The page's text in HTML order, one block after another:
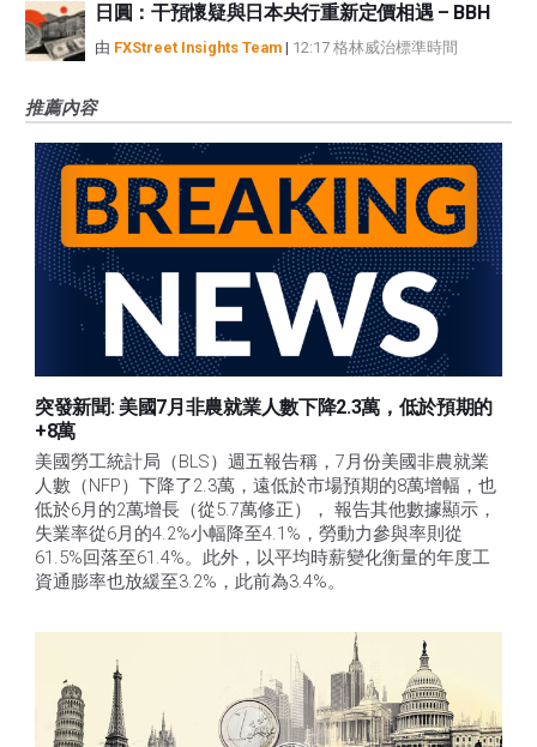
日圓：干預懷疑與日本央行重新定價相遇 – BBH
由 FXStreet Insights Team | 12:17 格林威治標準時間
推薦內容
突發新聞: 美國7月非農就業人數下降2.3萬，低於預期的
+8萬
美國勞工統計局（BLS）週五報告稱，7月份美國非農就業
人數（NFP）下降了2.3萬，遠低於市場預期的8萬增幅，也
低於6月的2萬增長（從5.7萬修正）， 報告其他數據顯示，
失業率從6月的4.2%小幅降至4.1%，勞動力參與率則從
61.5%回落至61.4%。此外，以平均時薪變化衡量的年度工
資通膨率也放緩至3.2%，此前為3.4%。